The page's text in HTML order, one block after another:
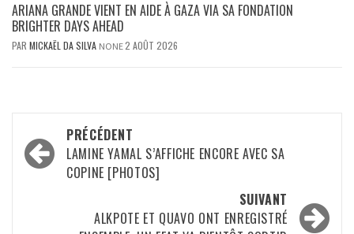
ARIANA GRANDE VIENT EN AIDE À GAZA VIA SA FONDATION
BRIGHTER DAYS AHEAD
PAR MICKAËL DA SILVA NONE2 AOÛT 2026
Navigation
d’article
PRÉCÉDENT
LAMINE YAMAL S’AFFICHE ENCORE AVEC SA
COPINE [PHOTOS]
SUIVANT
ALKPOTE ET QUAVO ONT ENREGISTRÉ